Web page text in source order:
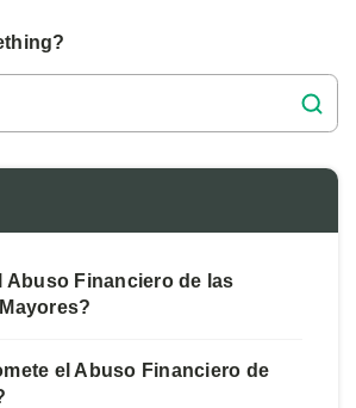
Abuso Financiero de las
el Abuso Financiero de